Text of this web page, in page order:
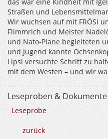
Straßen und
Wir wuchsen auf mit FRÖSI
Flimmrich und Meister
und Nato-Plane begleiteten
und Jugend kannte
Lipsi versuchte Schritt zu
mit dem Westen – und wir
Leseproben & Dokumente
Leseprobe
zurück